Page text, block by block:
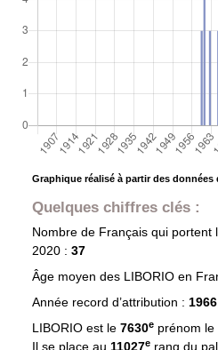
Graphique réalisé à partir des données
Quelques chiffres clés :
Nombre de Français qui portent
2020 : 37
Âge moyen des LIBORIOen
Année record d’attribution : 1966
LIBORIO est le 7630eprénom le
Il se place au 11027e rang du